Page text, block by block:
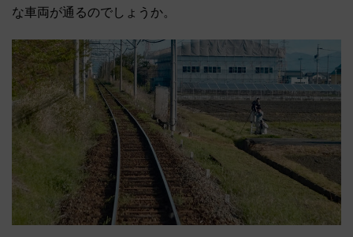
な車両が通るのでしょうか。